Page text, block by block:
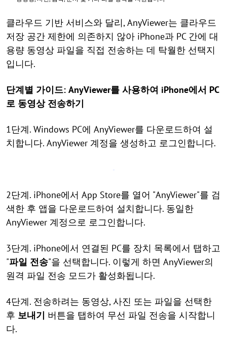
클라우드 기반 서비스와 달리, AnyViewer는 클라우드
저장 공간 제한에 의존하지 않아 iPhone과 PC 간에 대
용량 동영상 파일을 직접 전송하는 데 탁월한 선택지
입니다.
단계별 가이드: AnyViewer를 사용하여 iPhone에서 PC
로 동영상 전송하기
1단계. Windows PC에 AnyViewer를 다운로드하여 설
치합니다. AnyViewer 계정을 생성하고 로그인합니다.
2단계. iPhone에서 App Store를 열어 "AnyViewer"를 검
색한 후 앱을 다운로드하여 설치합니다. 동일한
AnyViewer 계정으로 로그인합니다.
3단계. iPhone에서 연결된 PC를 장치 목록에서 탭하고
"파일 전송"을 선택합니다. 이렇게 하면 AnyViewer의
원격 파일 전송 모드가 활성화됩니다.
4단계. 전송하려는 동영상, 사진 또는 파일을 선택한
후 보내기 버튼을 탭하여 무선 파일 전송을 시작합니
다.